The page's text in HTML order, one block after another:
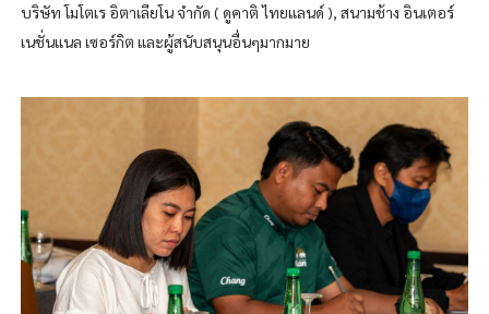
บริษัท โมโตเร อิตาเลียโน จำกัด ( ดูคาติ ไทยแลนด์ ), สนามช้าง อินเตอร์
เนชั่นแนล เซอร์กิต และผู้สนับสนุนอื่นๆมากมาย